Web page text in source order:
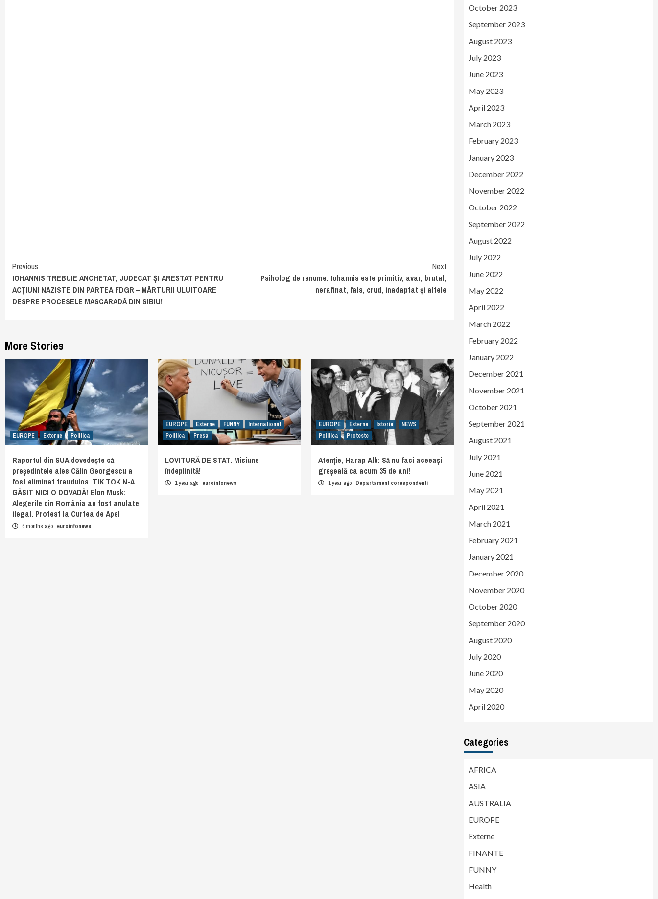
Continue
Reading
Previous
IOHANNIS TREBUIE ANCHETAT, JUDECAT ȘI ARESTAT PENTRU
ACȚIUNI NAZISTE DIN PARTEA FDGR – MĂRTURII ULUITOARE
DESPRE PROCESELE MASCARADĂ DIN SIBIU!
Next
Psiholog de renume: Iohannis este primitiv, avar, brutal,
nerafinat, fals, crud, inadaptat și altele
More Stories
EUROPE Externe Politica
Raportul din SUA dovedește că
președintele ales Călin Georgescu a
fost eliminat fraudulos. TIK TOK N-A
GĂSIT NICI O DOVADĂ! Elon Musk:
Alegerile din România au fost anulate
ilegal. Protest la Curtea de Apel
6 months ago euroinfonews
EUROPE Externe FUNNY
International
Politica
Presa
LOVITURĂ DE STAT. Misiune
îndeplinită!
1 year ago euroinfonews
EUROPE Externe Istorie
NEWS
Politica
Proteste
Atenție, Harap Alb: Să nu faci aceeași
greșeală ca acum 35 de ani!
1 year ago Departament corespondenti
October 2023
September 2023
August 2023
July 2023
June 2023
May 2023
April 2023
March 2023
February 2023
January 2023
December 2022
November 2022
October 2022
September 2022
August 2022
July 2022
June 2022
May 2022
April 2022
March 2022
February 2022
January 2022
December 2021
November 2021
October 2021
September 2021
August 2021
July 2021
June 2021
May 2021
April 2021
March 2021
February 2021
January 2021
December 2020
November 2020
October 2020
September 2020
August 2020
July 2020
June 2020
May 2020
April 2020
Categories
AFRICA
ASIA
AUSTRALIA
EUROPE
Externe
FINANTE
FUNNY
Health